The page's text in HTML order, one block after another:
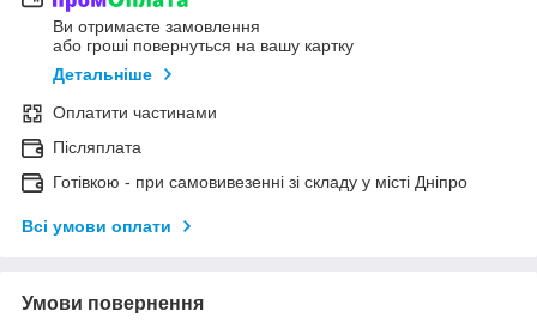
Ви отримаєте замовлення
або гроші повернуться на вашу картку
Детальніше
Оплатити частинами
Післяплата
Готівкою - при самовивезенні зі складу у місті Дніпро
Всі умови оплати
Умови повернення